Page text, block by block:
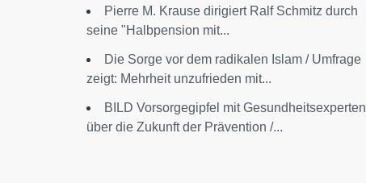
Pierre M. Krause dirigiert Ralf Schmitz durch
seine "Halbpension mit...
Die Sorge vor dem radikalen Islam / Umfrage
zeigt: Mehrheit unzufrieden mit...
BILD Vorsorgegipfel mit Gesundheitsexperten
über die Zukunft der Prävention /...